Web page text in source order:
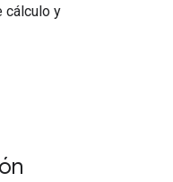
cálculo y